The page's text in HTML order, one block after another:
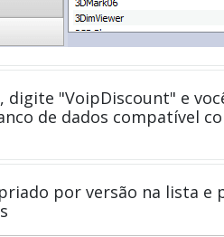
digite "VoipDiscount" e
de dados compatível
por versão na lista e